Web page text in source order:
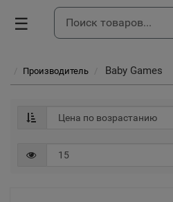
☰
Производитель Baby Games